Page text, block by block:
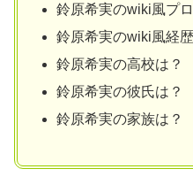
鈴原希実のwiki風プ
鈴原希実のwiki風経
鈴原希実の高校は？
鈴原希実の彼氏は？
鈴原希実の家族は？